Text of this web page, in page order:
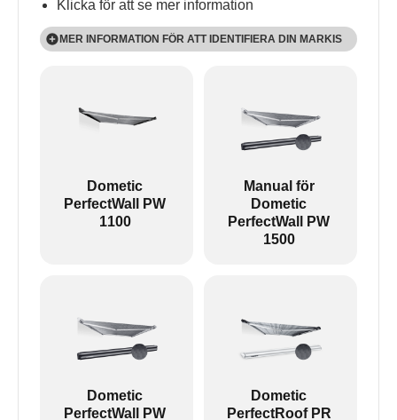
Klicka för att se mer information
MER INFORMATION FÖR ATT IDENTIFIERA DIN MARKIS
På alla PW och PR utom PW 1100 kan en motor
inkluderas, vilket gör att slutet ser lite annorlunda
Revo zip är en påsmarkis utan armar.
Dometic
PerfectWall PW
1100
Manual för
Dometic
PerfectWall PW
1500
Dometic
PerfectWall PW
Dometic
PerfectRoof PR